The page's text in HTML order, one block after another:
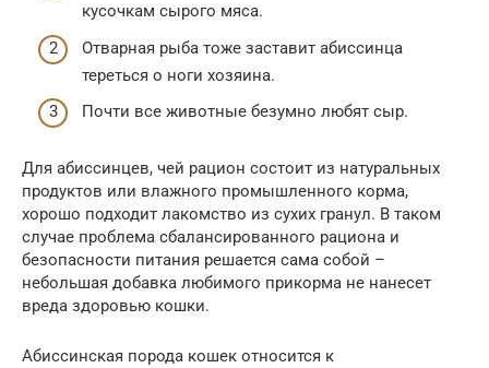
кусочкам сырого мяса.
Отварная рыба тоже заставит абиссинца
тереться о ноги хозяина.
Почти все животные безумно любят сыр.
Для абиссинцев, чей рацион состоит из натуральных
продуктов или влажного промышленного корма,
хорошо подходит лакомство из сухих гранул. В таком
случае проблема сбалансированного рациона и
безопасности питания решается сама собой –
небольшая добавка любимого прикорма не нанесет
вреда здоровью кошки.
Абиссинская порода кошек относится к